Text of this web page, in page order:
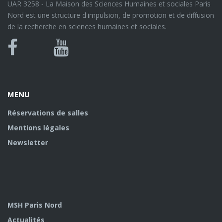
UAR 3258 - La Maison des Sciences Humaines et sociales Paris
Nord est une structure d'impulsion, de promotion et de diffusion
de la recherche en sciences humaines et sociales.
Bluesky
Canal
MENU
Réservations de salles
Mentions légales
Newsletter
MSH Paris Nord
Actualités